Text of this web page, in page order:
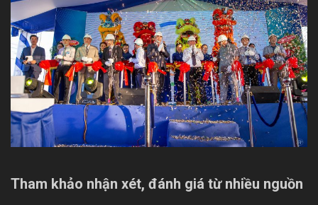
Tham khảo nhận xét, đánh giá từ nhiều nguồn